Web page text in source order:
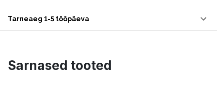
Tarneaeg 1-5 tööpäeva
Sarnased tooted